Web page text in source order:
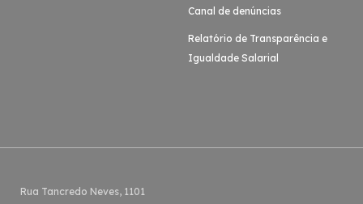
Canal de denúncias
Relatório de Transparência e
Igualdade Salarial
Rua Tancredo Neves, 1101